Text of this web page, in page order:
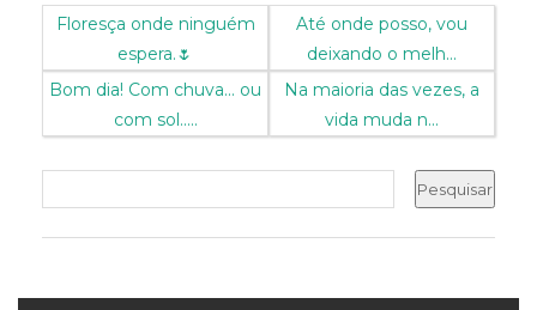
Floresça onde ninguém
espera.🌷
Até onde posso, vou
deixando o melh...
Bom dia! Com chuva... ou
com sol.....
Na maioria das vezes, a
vida muda n...